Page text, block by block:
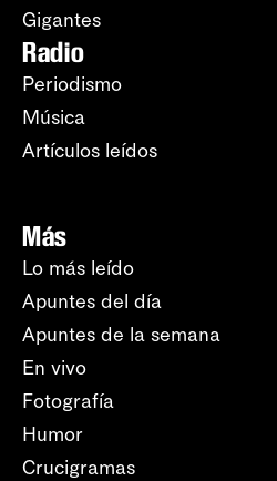
Gigantes
Radio
Periodismo
Música
Artículos leídos
Más
Lo más leído
Apuntes del día
Apuntes de la semana
En vivo
Fotografía
Humor
Crucigramas